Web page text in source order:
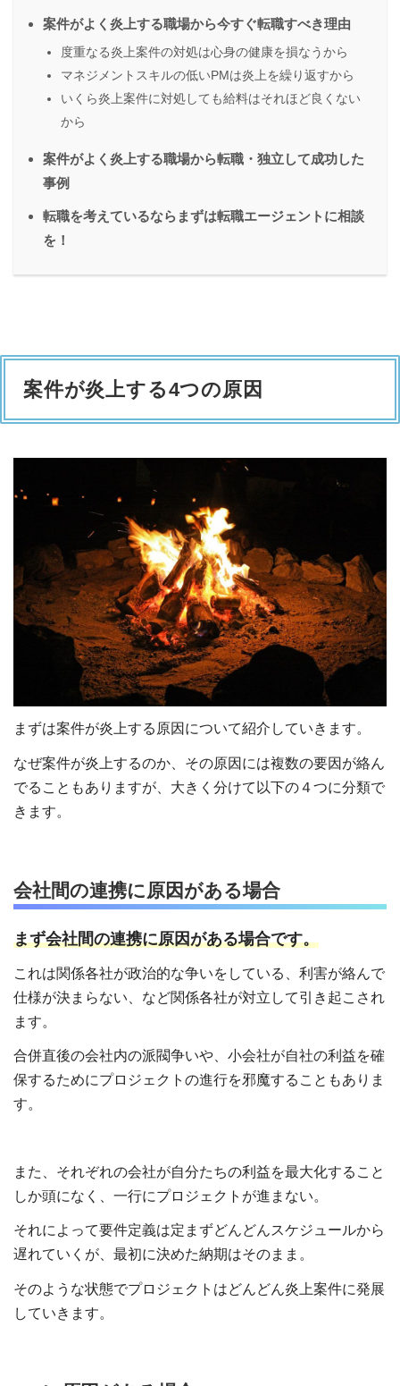
案件がよく炎上する職場から今すぐ転職すべき理由
度重なる炎上案件の対処は心身の健康を損なうから
マネジメントスキルの低いPMは炎上を繰り返すから
いくら炎上案件に対処しても給料はそれほど良くない
から
案件がよく炎上する職場から転職・独立して成功した
事例
転職を考えているならまずは転職エージェントに相談
を！
案件が炎上する4つの原因
まずは案件が炎上する原因について紹介していきます。
なぜ案件が炎上するのか、その原因には複数の要因が絡ん
でることもありますが、大きく分けて以下の４つに分類で
きます。
会社間の連携に原因がある場合
まず会社間の連携に原因がある場合です。
これは関係各社が政治的な争いをしている、利害が絡んで
仕様が決まらない、など関係各社が対立して引き起こされ
ます。
合併直後の会社内の派閥争いや、小会社が自社の利益を確
保するためにプロジェクトの進行を邪魔することもありま
す。
また、それぞれの会社が自分たちの利益を最大化すること
しか頭になく、一行にプロジェクトが進まない。
それによって要件定義は定まずどんどんスケジュールから
遅れていくが、最初に決めた納期はそのまま。
そのような状態でプロジェクトはどんどん炎上案件に発展
していきます。